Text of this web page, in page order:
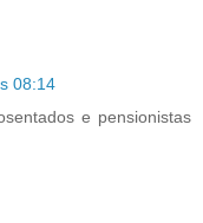
08:14
e pensionistas